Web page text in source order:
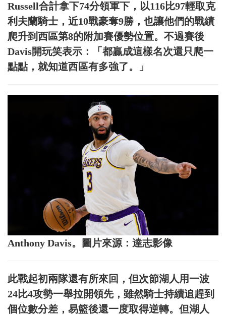
Russell合計拿下74分領軍下，以116比97輕取克
利夫蘭騎士，近10戰豪奪9勝，也讓他們的戰績
爬升到西區第8的附加賽優勢位置。不過賽後
Davis開玩笑表示：「都贏成這樣名次還只爬一
點點，就知道西區有多強了。」
Anthony Davis。圖片來源：達志影像
此戰起初兩隊還有所來回，但次節湖人用一波
24比4攻勢一舉拉開領先，雖然騎士持續追趕到
個位數分差，易籃後還一度取得逆轉。但湖人